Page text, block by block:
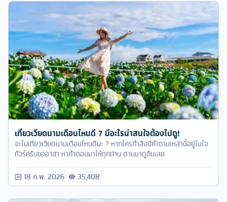
เที่ยวเวียดนามเดือนไหนดี ? มีอะไรน่าสนใจต้องไปดู!
จะไปเที่ยวเวียดนามเดือนไหนดีนะ ? หากใครกำลังมีคำถามเหล่านี้อยู่ในใจ
ทัวร์ครับขออาสา หาคำตอบมาให้ทุกท่าน ตามมาดูกันเลย
18 ก.พ. 2026 35,408